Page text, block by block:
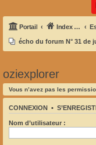
Portail Index du forum
écho du forum N° 31 de
oziexplorer
Vous n’avez pas les
CONNEXION •
Nom d’utilisateur :